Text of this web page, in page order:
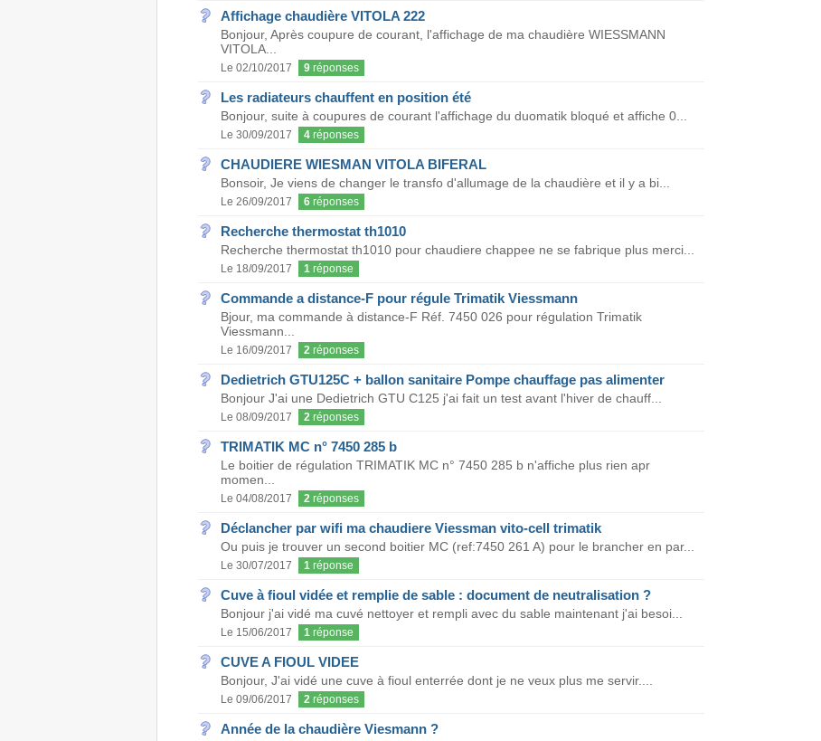
Affichage chaudière VITOLA 222
Bonjour, Après coupure de courant, l'affichage de ma chaudière WIESSMANN
VITOLA...
Le 02/10/2017 9réponses
Les radiateurs chauffent en position été
Bonjour, suite à coupures de courant l'affichage du duomatik bloqué et affiche 0...
Le 30/09/2017 4réponses
CHAUDIERE WIESMAN VITOLA BIFERAL
Bonsoir, Je viens de changer le transfo d'allumage de la chaudière et il y a bi...
Le 26/09/2017 6réponses
Recherche thermostat th1010
Recherche thermostat th1010 pour chaudiere chappee ne se fabrique plus merci...
Le 18/09/2017 1réponse
Commande a distance-F pour régule Trimatik Viessmann
Bjour, ma commande à distance-F Réf. 7450 026 pour régulation Trimatik
Viessmann...
Le 16/09/2017 2réponses
Dedietrich GTU125C + ballon sanitaire Pompe chauffage pas alimenter
Bonjour J'ai une Dedietrich GTU C125 j'ai fait un test avant l'hiver de chauff...
Le 08/09/2017 2réponses
TRIMATIK MC n° 7450 285 b
Le boitier de régulation TRIMATIK MC n° 7450 285 b n'affiche plus rien apr
momen...
Le 04/08/2017 2réponses
Déclancher par wifi ma chaudiere Viessman vito-cell trimatik
Ou puis je trouver un second boitier MC (ref:7450 261 A) pour le brancher en par...
Le 30/07/2017 1réponse
Cuve à fioul vidée et remplie de sable : document de neutralisation ?
Bonjour j'ai vidé ma cuvé nettoyer et rempli avec du sable maintenant j'ai besoi...
Le 15/06/2017 1réponse
CUVE A FIOUL VIDEE
Bonjour, J'ai vidé une cuve à fioul enterrée dont je ne veux plus me servir....
Le 09/06/2017 2réponses
Année de la chaudière Viesmann ?